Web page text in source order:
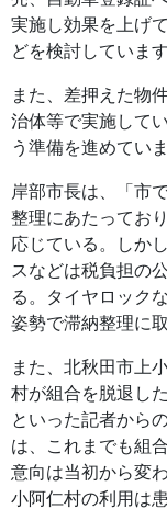
実施し効果を上げ
どを検討しています
また、差押えた物
治体等で実施して
う準備を進めていま
岸部市長は、「市
整理にあたってお
応じている。しか
スなどは税負担の
る。タイヤロック
姿勢で滞納整理に
また、北秋田市上
村が組合を脱退し
といった記者から
は、これまでも組
意向は当初から変
小阿仁村の利用は